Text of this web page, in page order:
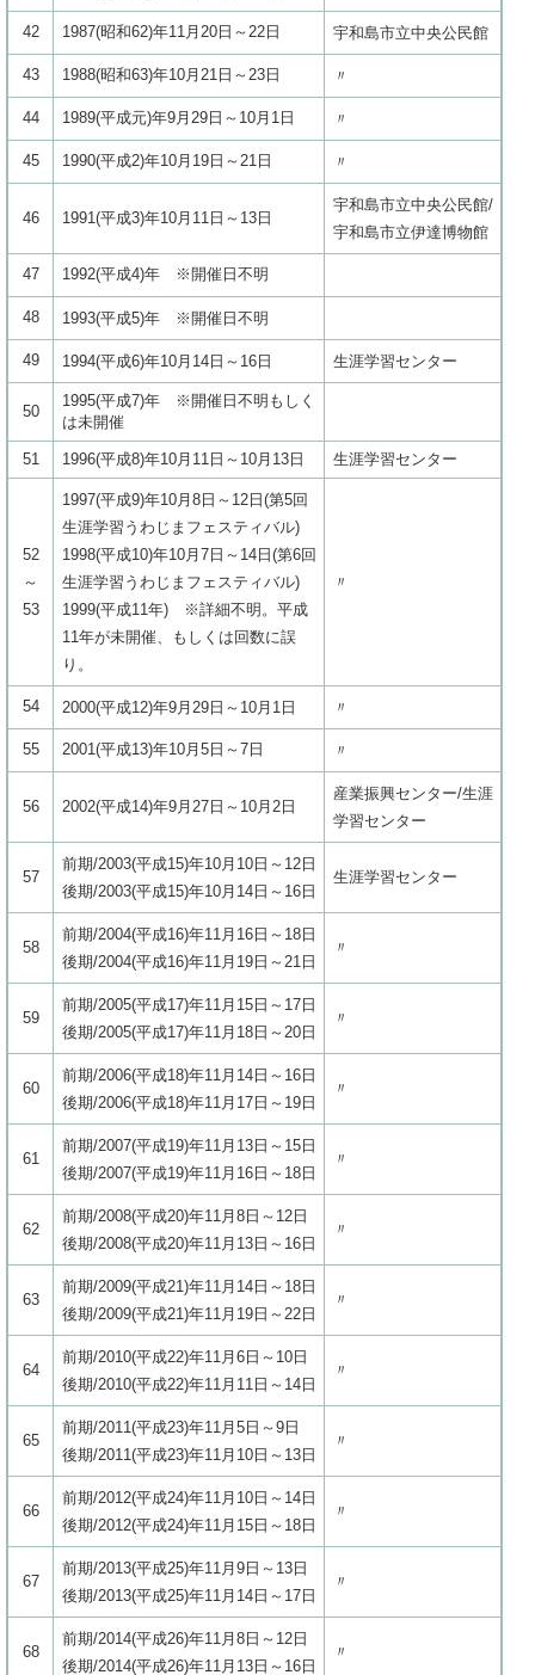
42 1987(昭和62)年11月20日～22日 宇和島市立中央公民館
43 1988(昭和63)年10月21日～23日 〃
44 1989(平成元)年9月29日～10月1日 〃
45 1990(平成2)年10月19日～21日 〃
46 1991(平成3)年10月11日～13日
宇和島市立中央公民館/
宇和島市立伊達博物館
47 1992(平成4)年 ※開催日不明
48 1993(平成5)年 ※開催日不明
49 1994(平成6)年10月14日～16日 生涯学習センター
50
1995(平成7)年 ※開催日不明もしく
は未開催
51 1996(平成8)年10月11日～10月13日 生涯学習センター
52
～
53
1997(平成9)年10月8日～12日(第5回
生涯学習うわじまフェスティバル)
1998(平成10)年10月7日～14日(第6回
生涯学習うわじまフェスティバル)
1999(平成11年) ※詳細不明。平成
11年が未開催、もしくは回数に誤
り。
〃
54 2000(平成12)年9月29日～10月1日 〃
55 2001(平成13)年10月5日～7日 〃
56 2002(平成14)年9月27日～10月2日
産業振興センター/生涯
学習センター
57
前期/2003(平成15)年10月10日～12日
後期/2003(平成15)年10月14日～16日
生涯学習センター
58
前期/2004(平成16)年11月16日～18日
後期/2004(平成16)年11月19日～21日
〃
59
前期/2005(平成17)年11月15日～17日
後期/2005(平成17)年11月18日～20日
〃
60
前期/2006(平成18)年11月14日～16日
後期/2006(平成18)年11月17日～19日
〃
61
前期/2007(平成19)年11月13日～15日
後期/2007(平成19)年11月16日～18日
〃
62
前期/2008(平成20)年11月8日～12日
後期/2008(平成20)年11月13日～16日
〃
63
前期/2009(平成21)年11月14日～18日
後期/2009(平成21)年11月19日～22日
〃
64
前期/2010(平成22)年11月6日～10日
後期/2010(平成22)年11月11日～14日
〃
65
前期/2011(平成23)年11月5日～9日
後期/2011(平成23)年11月10日～13日
〃
66
前期/2012(平成24)年11月10日～14日
後期/2012(平成24)年11月15日～18日
〃
67
前期/2013(平成25)年11月9日～13日
後期/2013(平成25)年11月14日～17日
〃
68
前期/2014(平成26)年11月8日～12日
後期/2014(平成26)年11月13日～16日
〃